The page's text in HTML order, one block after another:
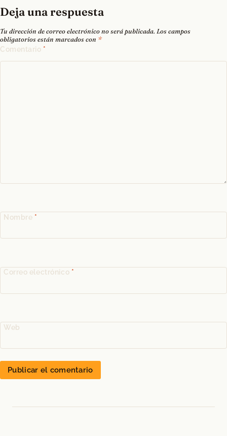
Deja una respuesta
Tu dirección de correo electrónico no será publicada. Los campos
obligatorios están marcados con *
Comentario *
Nombre *
Correo electrónico *
Web